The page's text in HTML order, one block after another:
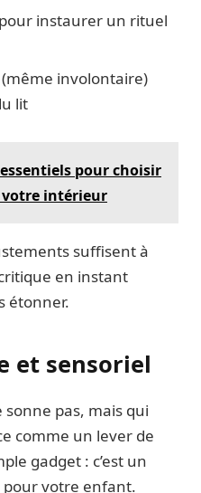
instaurer un rituel
involontaire)
lit
pour choisir
intérieur
suffisent à
en instant
étonner.
et sensoriel
pas, mais qui
comme un lever de
gadget : c’est un
pour votre enfant.